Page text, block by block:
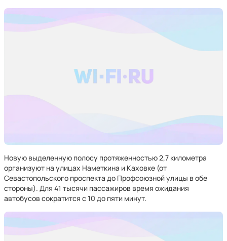
Новую выделенную полосу протяженностью 2,7 километра
организуют на улицах Наметкина и Каховке (от
Севастопольского проспекта до Профсоюзной улицы в обе
стороны). Для 41 тысячи пассажиров время ожидания
автобусов сократится с 10 до пяти минут.